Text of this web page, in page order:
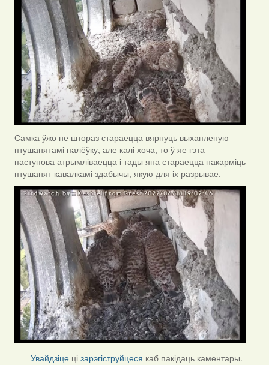
Самка ўжо не штораз стараецца вярнуць выхапленую
птушанятамі палёўку, але калі хоча, то ў яе гэта
паступова атрымліваецца і тады яна стараецца накарміць
птушанят кавалкамі здабычы, якую для іх разрывае.
Увайдзіце цізарэгіструйцеся каб пакідаць каментары.